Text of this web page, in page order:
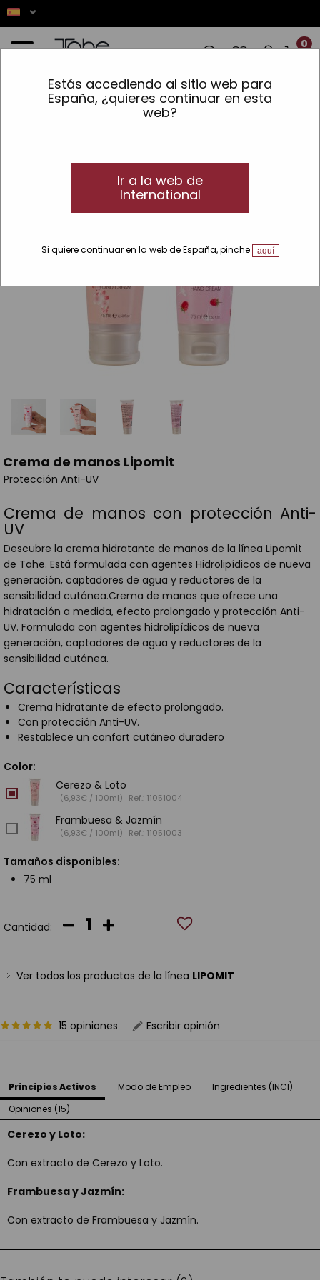
Estás accediendo al sitio web para
España, ¿quieres continuar en esta
web?
Ir a la web de
International
Si quiere continuar en la web de España, pinche aquí
0
✨ LOS PEDIDOS
Normal o mixta
Crema de manos Lipomit
Protección Anti-UV
Crema de manos con protección Anti-
UV
Descubre la crema hidratante de manos de la línea Lipomit
de Tahe. Está formulada con agentes Hidrolipídicos de nueva
generación, captadores de agua y reductores de la
sensibilidad cutánea.Crema de manos que ofrece una
hidratación a medida, efecto prolongado y protección Anti-
UV. Formulada con agentes hidrolipídicos de nueva
generación, captadores de agua y reductores de la
sensibilidad cutánea.
Características
Crema hidratante de efecto prolongado.
Con protección Anti-UV.
Restablece un confort cutáneo duradero
Color:
Cerezo & Loto
(6,93€ / 100ml) Ref.: 11051004
Frambuesa & Jazmín
(6,93€ / 100ml) Ref.: 11051003
Tamaños disponibles:
75 ml
Cantidad:
Ver todos los productos de la línea LIPOMIT
15 opiniones Escribir opinión
Principios Activos Modo de Empleo
Ingredientes (INCI)
Opiniones (15)
Cerezo y Loto:
Con extracto de Cerezo y Loto.
Frambuesa y Jazmín:
Con extracto de Frambuesa y Jazmín.